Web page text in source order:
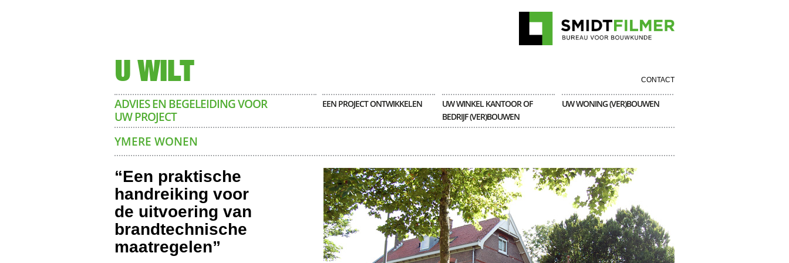
U WILT CONTACT
ADVIES EN BEGELEIDING VOOR
UW PROJECT
EEN PROJECT ONTWIKKELEN
UW WINKEL KANTOOR OF
BEDRIJF (VER)BOUWEN
UW WONING (VER)BOUWEN
YMERE WONEN
“Een praktische
handreiking voor
de uitvoering van
brandtechnische
maatregelen”